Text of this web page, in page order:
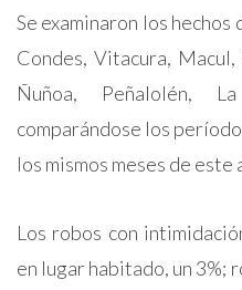
Se examinaron los hechos
Condes, Vitacura,
Ñuñoa, Peñalolén,
comparándose los
los mismos meses de este
Los robos con
en lugar habitado, un 3%;